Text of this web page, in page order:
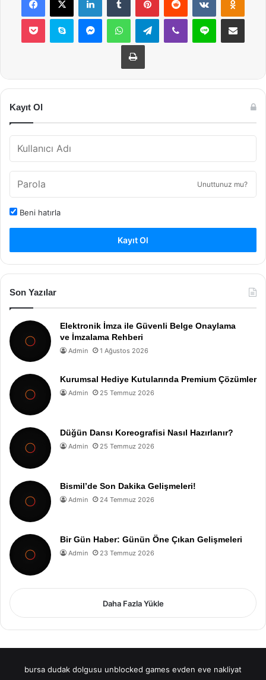
Pocket Skype MessengerWhatsAppTelegramViber Line E-Posta ile
Yazdır
Kayıt Ol
Unuttunuz mu?
Beni hatırla
Kayıt Ol
Son Yazılar
Elektronik İmza ile Güvenli Belge Onaylama
ve İmzalama Rehberi
Admin 1 Ağustos 2026
Kurumsal Hediye Kutularında Premium Çözümler
Admin 25 Temmuz 2026
Düğün Dansı Koreografisi Nasıl Hazırlanır?
Admin 25 Temmuz 2026
Bismil’de Son Dakika Gelişmeleri!
Admin 24 Temmuz 2026
Bir Gün Haber: Günün Öne Çıkan Gelişmeleri
Admin 23 Temmuz 2026
Daha Fazla Yükle
bursa dudak dolgusu unblocked games evden eve nakliyat